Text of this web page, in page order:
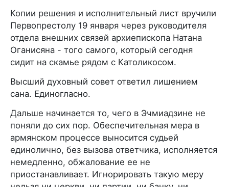
Копии решения и исполнительный лист вручили
Первопрестолу 19 января через руководителя
отдела внешних связей архиепископа Натана
Оганисяна - того самого, который сегодня
сидит на скамье рядом с Католикосом.
Высший духовный совет ответил лишением
сана. Единогласно.
Дальше начинается то, чего в Эчмиадзине не
поняли до сих пор. Обеспечительная мера в
армянском процессе выносится судьей
единолично, без вызова ответчика, исполняется
немедленно, обжалование ее не
приостанавливает. Игнорировать такую меру